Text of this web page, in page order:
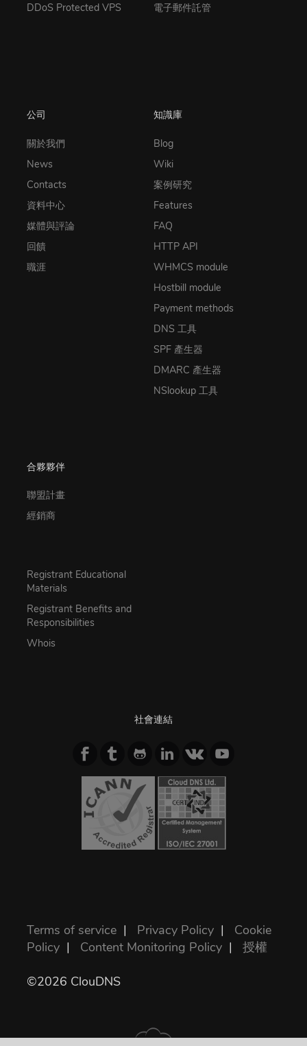
DDoS Protected VPS
電子郵件託管
公司
關於我們
News
Contacts
資料中心
媒體與評論
回饋
職涯
知識庫
Blog
Wiki
案例研究
Features
FAQ
HTTP API
WHMCS module
Hostbill module
Payment methods
DNS 工具
SPF 產生器
DMARC 產生器
NSlookup 工具
合夥夥伴
聯盟計畫
經銷商
Registrant Educational
Materials
Registrant Benefits and
Responsibilities
Whois
社會連結
Terms of service | Privacy Policy | Cookie
Policy | Content Monitoring Policy | 授權
©2026 ClouDNS